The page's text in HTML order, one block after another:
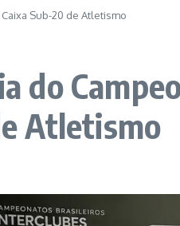
Sub-20 de Atletismo
do
Atletismo